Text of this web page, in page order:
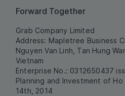
Forward Together
Grab Company Limited
Address: Mapletree Business
Nguyen Van Linh, Tan Hung
Vietnam
Enterprise No.: 0312650437
Planning and Investment of
14th, 2014